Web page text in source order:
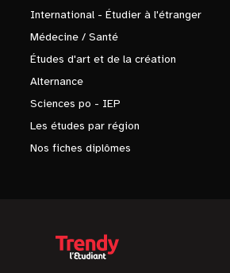
International - Étudier à l'étranger
Médecine / Santé
Études d'art et de la création
Alternance
Sciences po - IEP
Les études par région
Nos fiches diplômes